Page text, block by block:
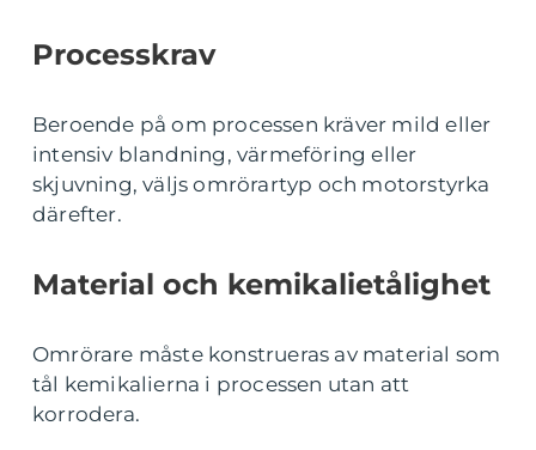
Processkrav
Beroende på om processen kräver mild eller
intensiv blandning, värmeföring eller
skjuvning, väljs omrörartyp och motorstyrka
därefter.
Material och kemikalietålighet
Omrörare måste konstrueras av material som
tål kemikalierna i processen utan att
korrodera.